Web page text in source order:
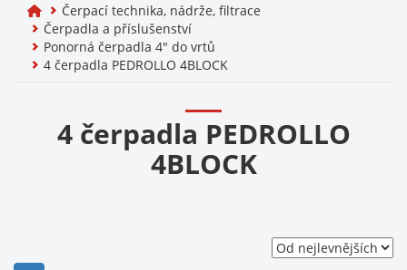
Čerpací technika, nádrže, filtrace
Čerpadla a příslušenství
Ponorná čerpadla 4" do vrtů
4 čerpadla PEDROLLO 4BLOCK
4 čerpadla PEDROLLO
4BLOCK